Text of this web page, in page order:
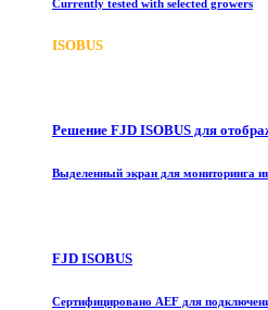
Currently tested with selected growers
ISOBUS
Решение FJD ISOBUS для
Выделенный экран для мониторинга
FJD ISOBUS
Сертифицировано AEF для